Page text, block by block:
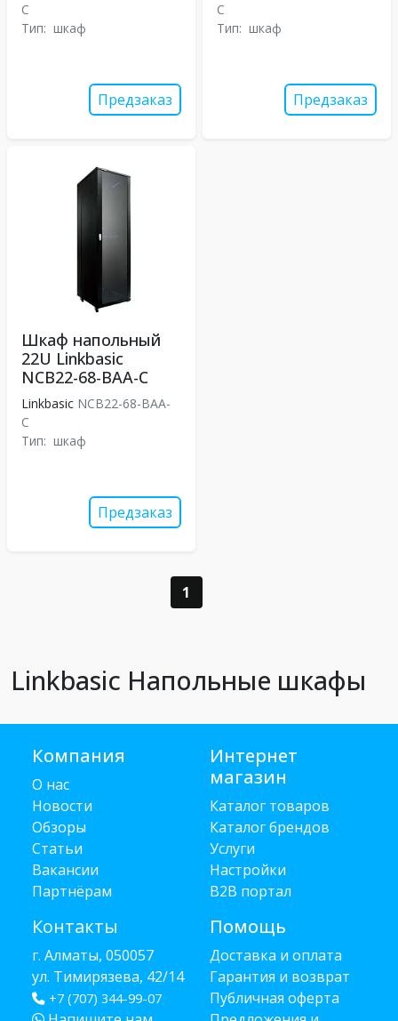
C
Тип: шкаф
Предзаказ
C
Тип: шкаф
Предзаказ
Шкаф напольный
22U Linkbasic
NCB22-68-BAA-C
Linkbasic NCB22-68-BAA-
C
Тип: шкаф
Предзаказ
1
Linkbasic Напольные шкафы
Компания
О нас
Новости
Обзоры
Статьи
Вакансии
Партнёрам
Контакты
г. Алматы, 050057
ул. Тимирязева, 42/14
+7 (707) 344-99-07
Интернет
магазин
Каталог товаров
Каталог брендов
Услуги
Настройки
B2B портал
Помощь
Доставка и оплата
Гарантия и возврат
Публичная оферта